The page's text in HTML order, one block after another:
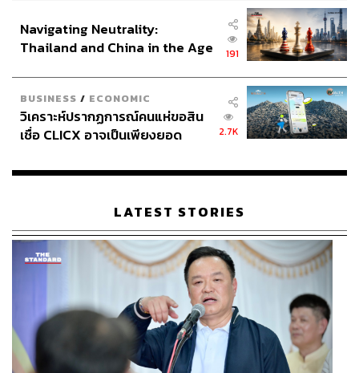
Navigating Neutrality:
Thailand and China in the Age
191
BUSINESS / ECONOMIC
วิเคราะห์ปรากฏการณ์คนแห่ขอสิน
เชื่อ CLICX อาจเป็นเพียงยอด
เรือนไทยที่ถูกซุกไว้
2.7K
LATEST STORIES